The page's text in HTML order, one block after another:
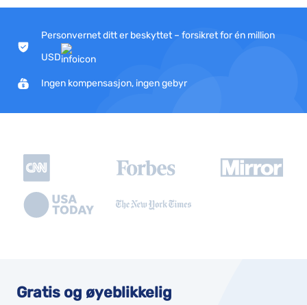
Personvernet ditt er beskyttet – forsikret for én million
USD
Ingen kompensasjon, ingen gebyr
Gratis og øyeblikkelig